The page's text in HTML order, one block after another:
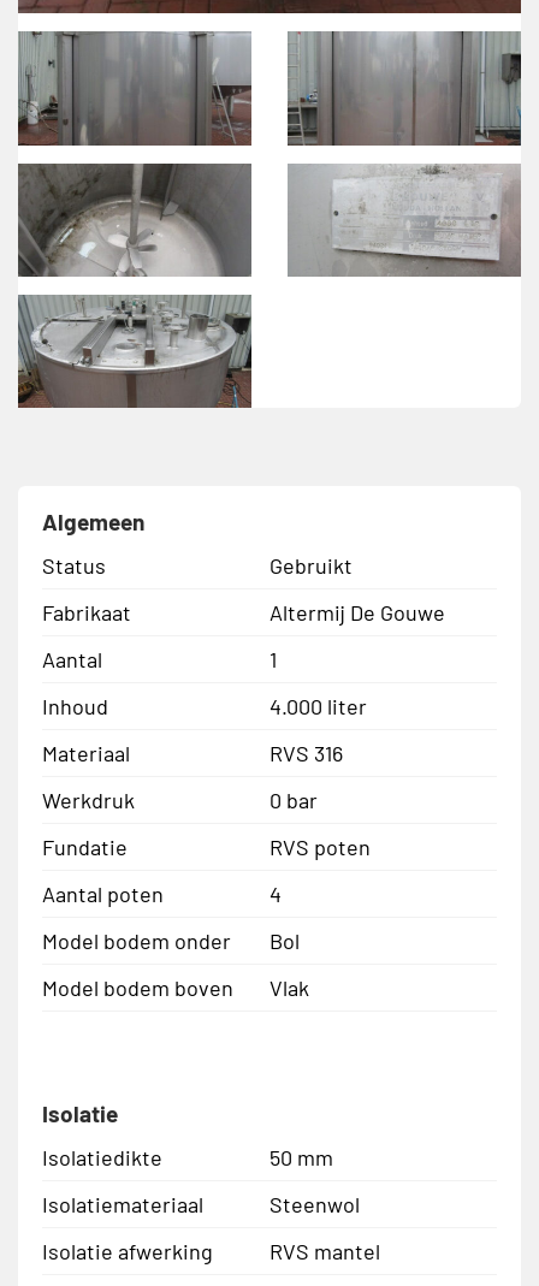
Algemeen
Status
Gebruikt
Fabrikaat
Altermij De Gouwe
Aantal
1
Inhoud
4.000 liter
Materiaal
RVS 316
Werkdruk
0 bar
Fundatie
RVS poten
Aantal poten
4
Model bodem onder
Bol
Model bodem boven
Vlak
Isolatie
Isolatiedikte
50 mm
Isolatiemateriaal
Steenwol
Isolatie afwerking
RVS mantel